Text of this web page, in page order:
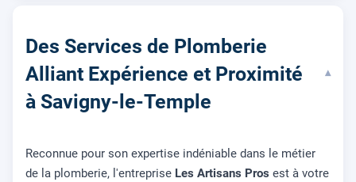
Des Services de Plomberie
Alliant Expérience et Proximité
à Savigny-le-Temple
▾
Reconnue pour son expertise indéniable dans le métier
de la plomberie, l'entreprise Les Artisans Pros est à votre